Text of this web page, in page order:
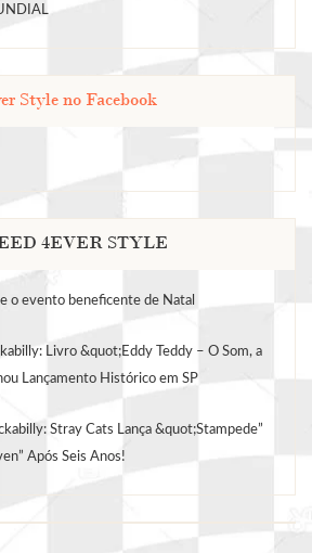
Style no Facebook
4EVER STYLE
o evento beneficente de Natal
Livro &quot;Eddy Teddy – O Som, a
Lançamento Histórico em SP
Stray Cats Lança &quot;Stampede”
Após Seis Anos!